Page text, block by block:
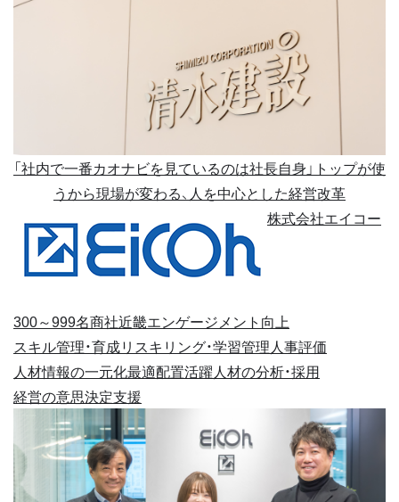
「社内で一番カオナビを見ているのは社長自身」トップが使
うから現場が変わる、人を中心とした経営改革
株式会社エイコー
300～999名商社近畿エンゲージメント向上
スキル管理・育成リスキリング・学習管理人事評価
人材情報の一元化最適配置活躍人材の分析・採用
経営の意思決定支援